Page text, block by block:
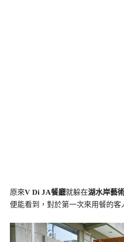
原來V Di JA餐廳就躲在湖水岸藝
便能看到，對於第一次來用餐的客